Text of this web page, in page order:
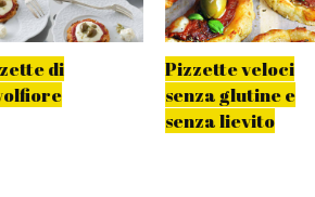
di
Pizzette veloci
senza glutine e
senza lievito